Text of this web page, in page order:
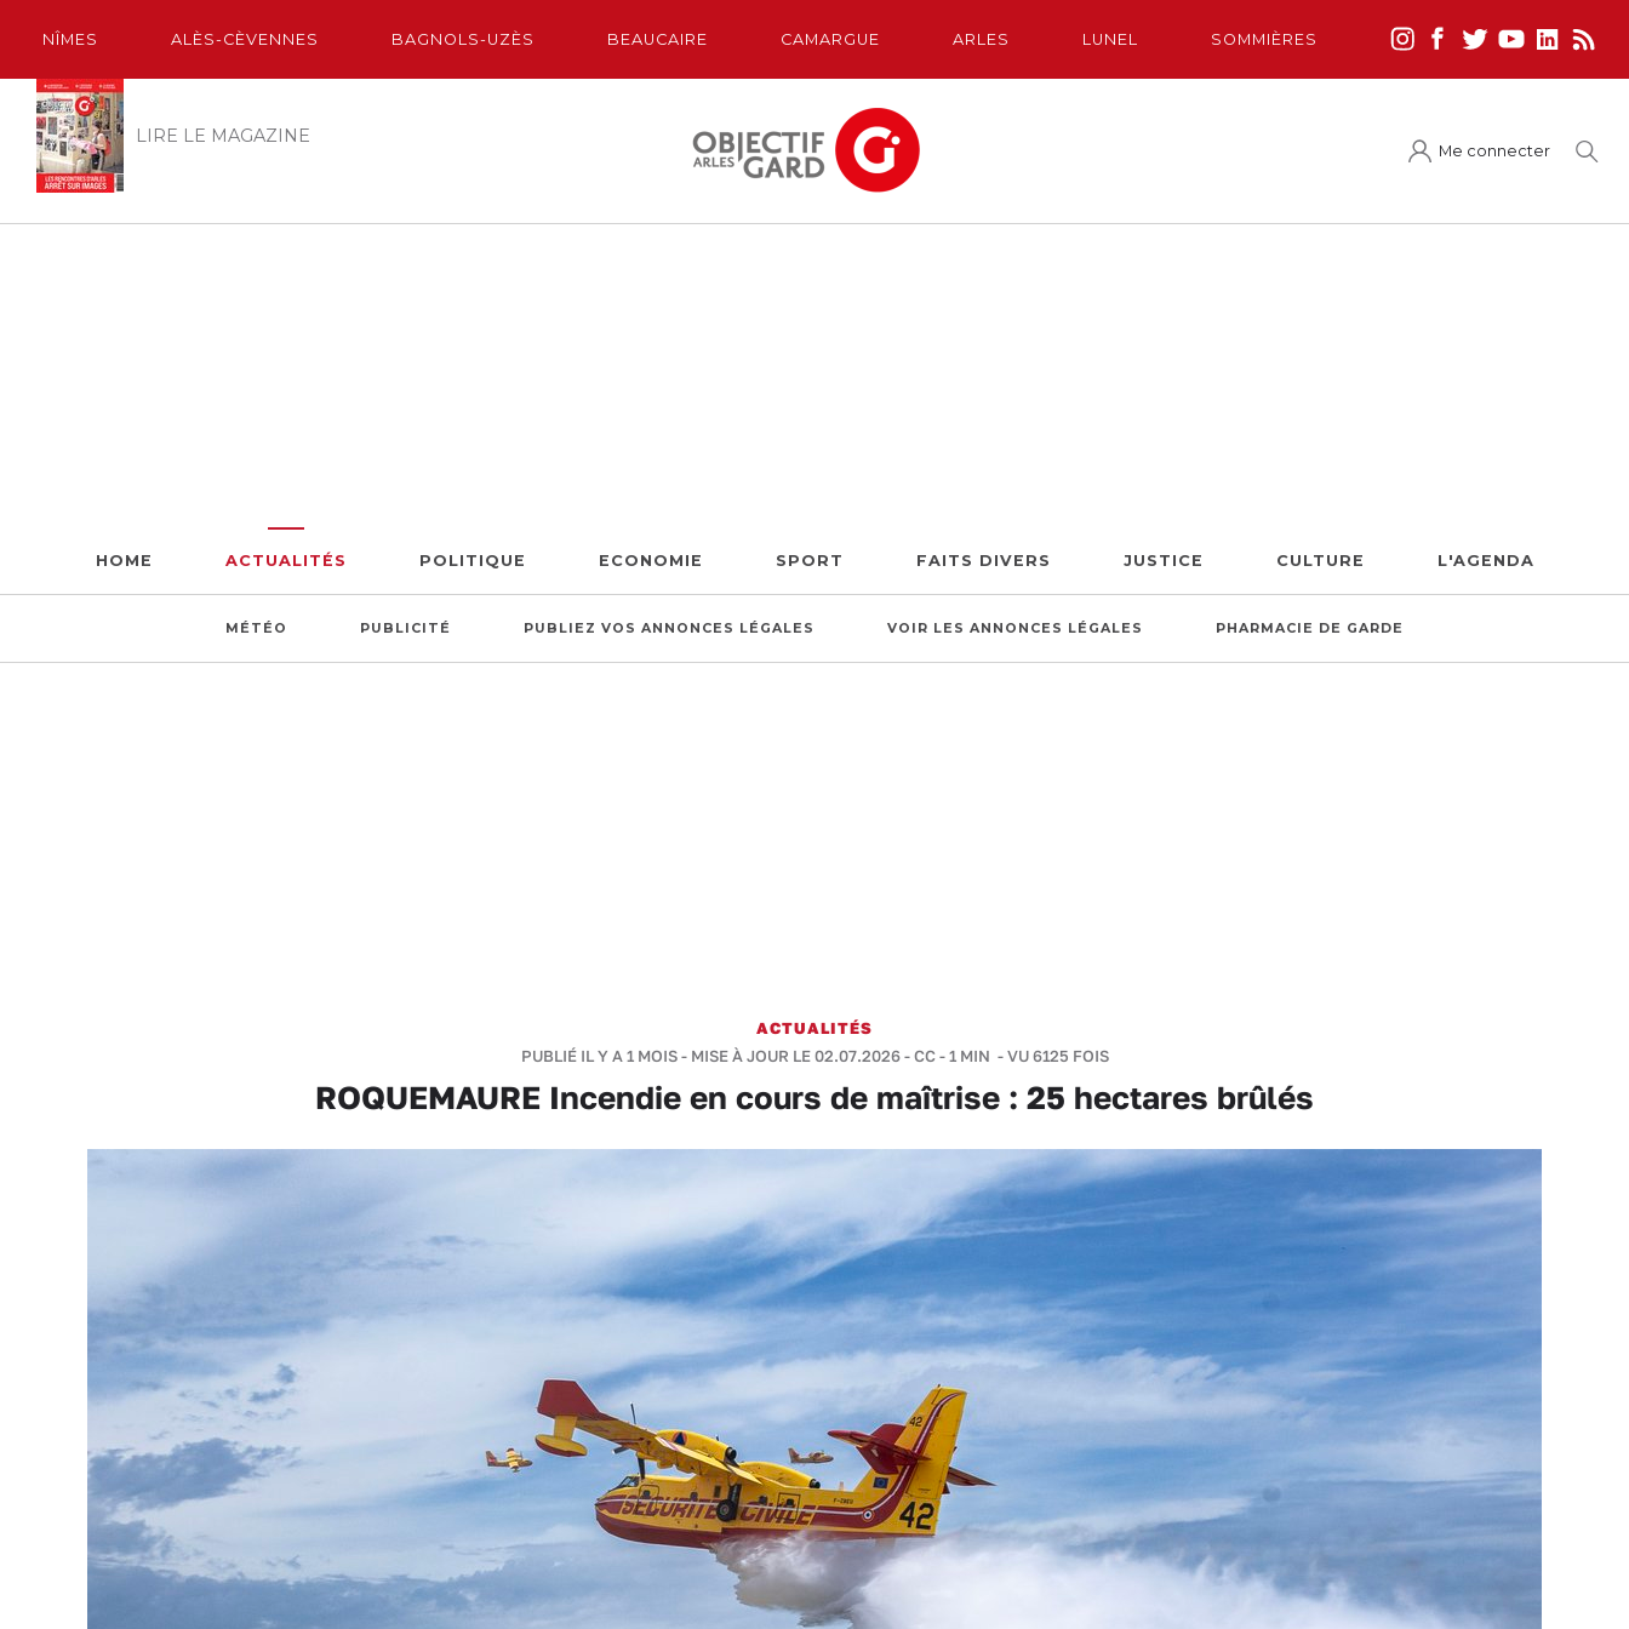
NÎMES ALÈS-CÈVENNES BAGNOLS-UZÈS BEAUCAIRE CAMARGUE ARLES LUNEL SOMMIÈRES
LIRE LE MAGAZINE
Me connecter
HOME ACTUALITÉS POLITIQUE ECONOMIE SPORT FAITS DIVERS JUSTICE CULTURE L'AGENDA
MÉTÉO PUBLICITÉ PUBLIEZ VOS ANNONCES LÉGALES VOIR LES ANNONCES LÉGALES PHARMACIE DE GARDE
ACTUALITÉS
PUBLIÉ IL Y A 1 MOIS - MISE À JOUR LE 02.07.2026 -CC-1 MIN - VU 6125 FOIS
ROQUEMAURE Incendie en cours de maîtrise : 25 hectares brûlés